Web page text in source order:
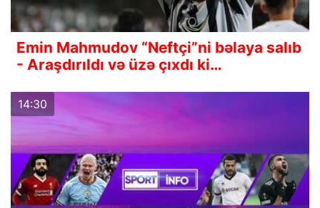
Emin Mahmudov “Neftçi”ni bəlaya salıb
- Araşdırıldı və üzə çıxdı ki…
14:30